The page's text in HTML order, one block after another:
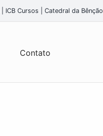
ICB Cursos |Catedral da Bênção
Contato